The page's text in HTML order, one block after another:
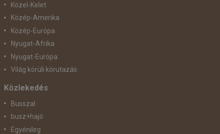
Közel-Kelet
Közép-Amerika
Közép-Európa
Nyugat-Afrika
Nyugat-Európa
Világ körüli körutazás
Közlekedés
Busszal
busz+hajó
Egyénileg